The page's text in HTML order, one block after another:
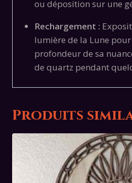
ou déposition sur une
Rechargement :
lumière de la Lune
profondeur de sa
de quartz pendant
Produits